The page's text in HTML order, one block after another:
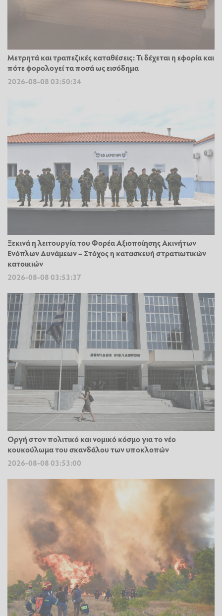
Μετρητά και τραπεζικές καταθέσεις: Τι δέχεται η εφορία και
πότε φορολογεί τα ποσά ως εισόδημα
2026-08-08 03:50:34
Ξεκινά η λειτουργία του Φορέα Αξιοποίησης Ακινήτων
Ενόπλων Δυνάμεων – Στόχος η κατασκευή στρατιωτικών
κατοικιών
2026-08-08 03:53:37
Οργή στον πολιτικό και νομικό κόσμο για το νέο
κουκούλωμα του σκανδάλου των υποκλοπών
2026-08-08 03:53:00